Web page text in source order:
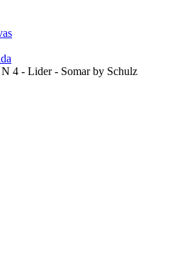
4 - Lider - Somar by Schulz